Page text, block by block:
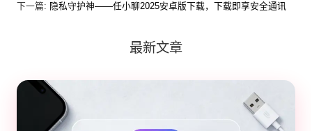
下一篇: 隐私守护神——任小聊2025安卓版下载，下载即享安全通讯
最新文章